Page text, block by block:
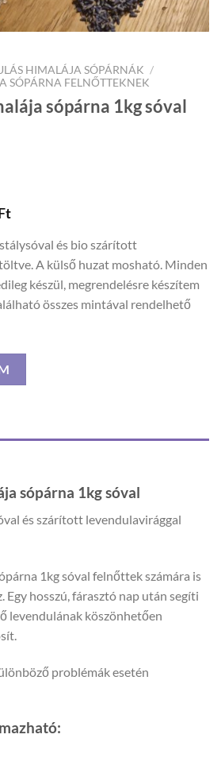
HIMALÁJA SÓPÁRNÁK /
SÓPÁRNA FELNŐTTEKNEK
sópárna 1kg sóval
Current
is:
2,430Ft.
és bio szárított
A külső huzat mosható. Minden
készül, megrendelésre készítem
összes mintával rendelhető
sópárna 1kg sóval
és szárított levendulavirággal
1kg sóval felnőttek számára is
Egy hosszú, fárasztó nap után segíti
levendulának köszönhetően
problémák esetén